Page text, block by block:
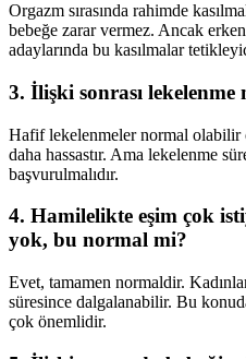
Orgazm sırasında rahimde
bebeğe zarar vermez. Ancak
adaylarında bu kasılmalar
3. İlişki sonrası
Hafif lekelenmeler normal olabilir
daha hassastır. Ama lekelenme
başvurulmalıdır.
4. Hamilelikte eşim çok
yok, bu normal mi?
Evet, tamamen normaldir.
süresince dalgalanabilir. Bu
çok önemlidir.